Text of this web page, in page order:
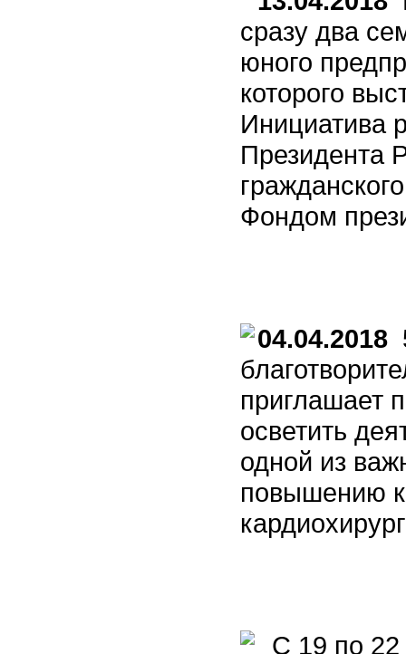
сразу два
юного
которого
Инициатива
Президента
Фондом
04.04.2018
приглашает
осветить
одной из
повышению
С 19 по 22